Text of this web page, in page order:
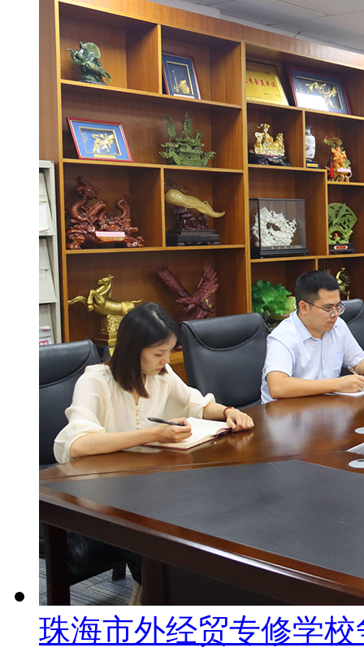
珠海市外经贸专修学